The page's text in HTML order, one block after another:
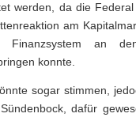
werden, da die
am
Finanzsystem an
konnte.
sogar stimmen,
dafür